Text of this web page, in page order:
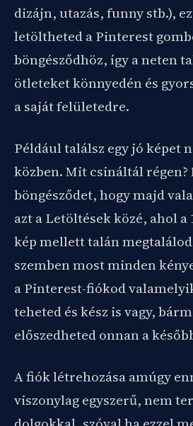
dizájn, utazás, funny stb.),
letöltheted a Pinterest
böngésződhöz, így a neten
ötleteket könnyedén és
a saját felületedre.
Például találsz egy jó képet
közben. Mit csináltál régen?
böngésződet, hogy majd
azt a Letöltések közé, ahol a
kép mellett talán
szemben most minden
a Pinterest-fiókod
teheted és kész is vagy,
előszedheted onnan a
A fiók létrehozása amúgy
viszonylag egyszerű, nem